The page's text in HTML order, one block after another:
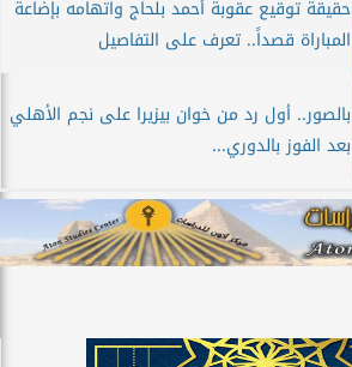
حقيقة توقيع عقوبة أحمد بلحاج واتهامه بإضاعة
المباراة قصداً.. تعرف على التفاصيل
بالصور.. أول رد من خوان بيزيرا على نجم الأهلي
بعد الفوز بالدوري...